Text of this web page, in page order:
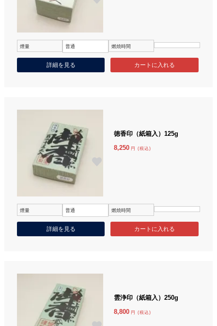
煙量 普通 燃焼時間
詳細を見る
徳香印（紙箱入）125g
8,250 円 (税込)
煙量 普通 燃焼時間
詳細を見る
雲浄印（紙箱入）250g
8,800 円 (税込)